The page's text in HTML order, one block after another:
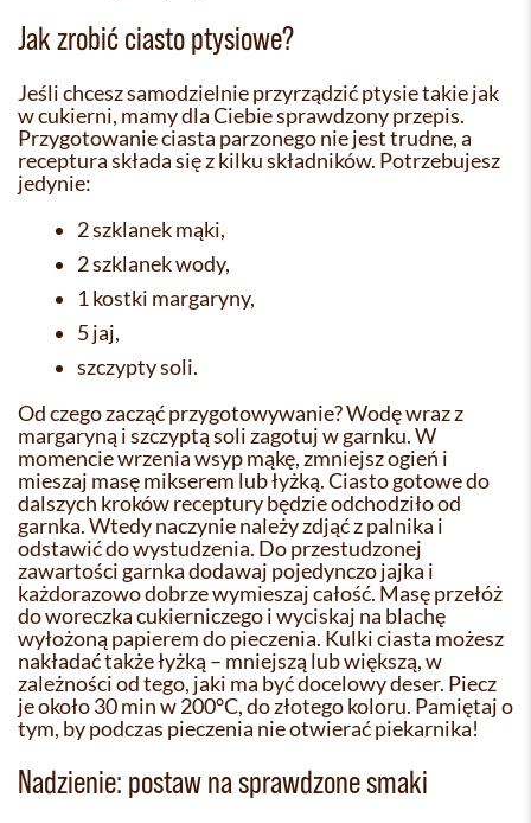
Jak zrobić ciasto ptysiowe?
Jeśli chcesz samodzielnie przyrządzić ptysie takie jak
w cukierni, mamy dla Ciebie sprawdzony przepis.
Przygotowanie ciasta parzonego nie jest trudne, a
receptura składa się z kilku składników. Potrzebujesz
jedynie:
2 szklanek mąki,
2 szklanek wody,
1 kostki margaryny,
5 jaj,
szczypty soli.
Od czego zacząć przygotowywanie? Wodę wraz z
margaryną i szczyptą soli zagotuj w garnku. W
momencie wrzenia wsyp mąkę, zmniejsz ogień i
mieszaj masę mikserem lub łyżką. Ciasto gotowe do
dalszych kroków receptury będzie odchodziło od
garnka. Wtedy naczynie należy zdjąć z palnika i
odstawić do wystudzenia. Do przestudzonej
zawartości garnka dodawaj pojedynczo jajka i
każdorazowo dobrze wymieszaj całość. Masę przełóż
do woreczka cukierniczego i wyciskaj na blachę
wyłożoną papierem do pieczenia. Kulki ciasta możesz
nakładać także łyżką – mniejszą lub większą, w
zależności od tego, jaki ma być docelowy deser. Piecz
je około 30 min w 200°C, do złotego koloru. Pamiętaj o
tym, by podczas pieczenia nie otwierać piekarnika!
Nadzienie: postaw na sprawdzone smaki